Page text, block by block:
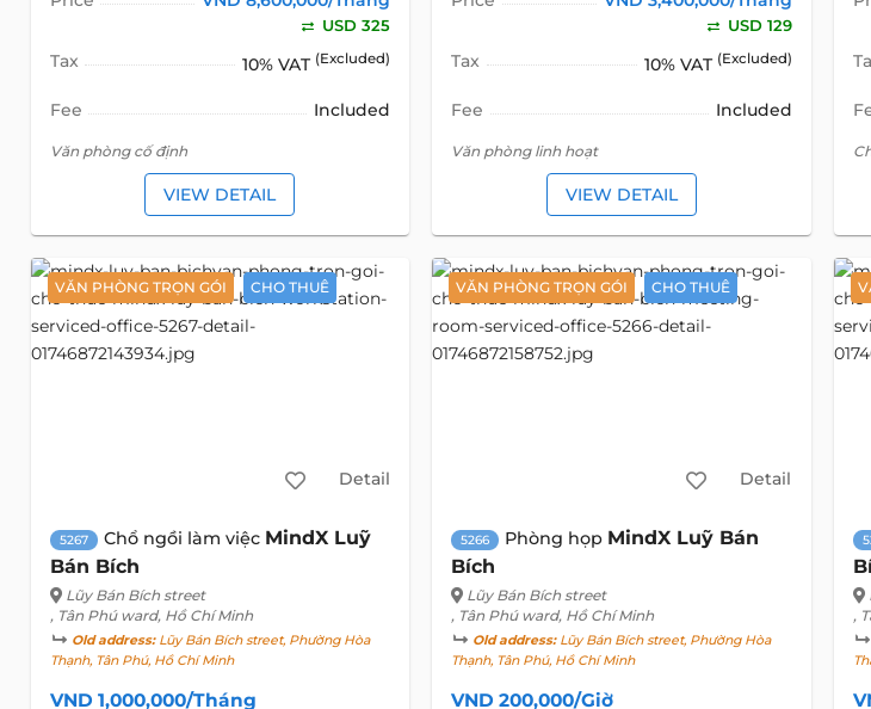
USD 325
Tax 10% VAT (Excluded)
Fee Included
Văn phòng cố định
VIEW DETAIL
USD 129
Tax 10% VAT (Excluded)
Fee Included
Văn phòng linh hoạt
VIEW DETAIL
VĂN PHÒNG TRỌN GÓI CHO THUÊ
Detail
5267 Chổ ngồi làm việc MindX Luỹ
Bán Bích
Lũy Bán Bích street
, Tân Phú ward, Hồ Chí Minh
Old address:Lũy Bán Bích street, Phường Hòa
Thạnh, Tân Phú, Hồ Chí Minh
VND 1,000,000/Tháng
VĂN PHÒNG TRỌN GÓI CHO THUÊ
Detail
5266 Phòng họp MindX Luỹ Bán
Bích
Lũy Bán Bích street
, Tân Phú ward, Hồ Chí Minh
Old address:Lũy Bán Bích street, Phường Hòa
Thạnh, Tân Phú, Hồ Chí Minh
VND 200,000/Giờ
,